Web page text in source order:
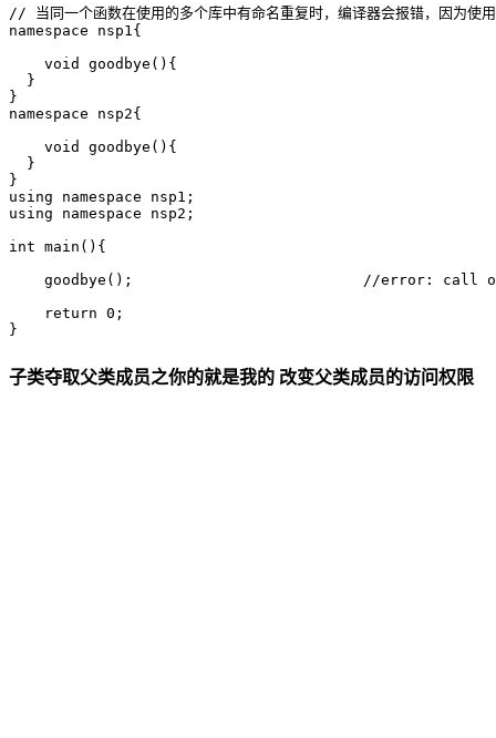
// 当同一个函数在使用的多个库中有命名重复时，编译器会报错，因为使
namespace nsp1{
    void goodbye(){
  }
}
namespace nsp2{
    void goodbye(){
  }
}
using namespace nsp1;
using namespace nsp2;
int main(){
    goodbye();				//error: call of overloaded 'goodbye()' is ambiguous
    return 0;
子类夺取父类成员之你的就是我的 改变父类成员的访问权限